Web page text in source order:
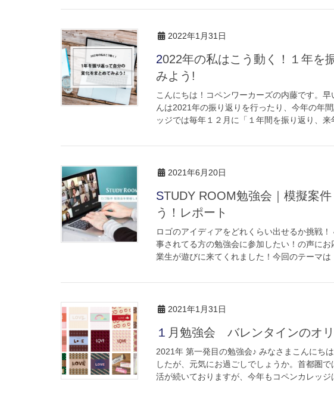
2022年1月31日
2022年の私はこう動く！１年を振り返って自分の変化をまとめて
みよう!
こんにちは！コペンワーカーズの内藤です。
んは2021年の振り返りを行ったり、今年の年
ッジでは毎年１２月に「１年間を振り返り、
2021年6月20日
STUDY ROOM勉強会｜模擬案件（ロゴデザイン）に挑戦しよ
う！レポート
ロゴのアイディアをどれくらい出せるか挑戦
事されてる方の勉強会に参加したい！の声に
業生が遊びに来てくれました！今回のテーマ
2021年1月31日
１月勉強会 バレンタインのオ
2021年 第一発目の勉強会♪ みなさまこんにち
したが、元気にお過ごしでしょうか。首都圏
活が続いておりますが、今年もコペンカレッ